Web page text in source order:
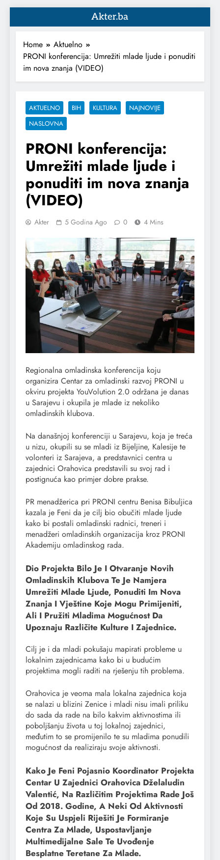
Akter.ba
Home
Aktuelno
PRONI konferencija: Umrežiti mlade ljude i ponuditi
im nova znanja (VIDEO)
AKTUELNO BIH KULTURA
NAJNOVIJE
NASLOVNA
PRONI konferencija:
Umrežiti mlade ljude i
ponuditi im nova znanja
(VIDEO)
Akter 5 Godina Ago 0 4 Mins
Regionalna omladinska konferencija koju
organizira Centar za omladinski razvoj PRONI u
okviru projekta YouVolution 2.0 održana je danas
u Sarajevu i okupila je mlade iz nekoliko
omladinskih klubova.
Na današnjoj konferenciji u Sarajevu, koja je treća
u nizu, okupili su se mladi iz Bijeljine, Kalesije te
volonteri iz Sarajeva, a predstavnici centra u
zajednici Orahovica predstavili su svoj rad i
postignuća kao primjer dobre prakse.
PR menadžerica pri PRONI centru Benisa Bibuljica
kazala je Feni da je cilj bio obučiti mlade ljude
kako bi postali omladinski radnici, treneri i
menadžeri omladinskih organizacija kroz PRONI
Akademiju omladinskog rada.
Dio Projekta Bilo Je I Otvaranje Novih
Omladinskih Klubova Te Je Namjera
Umrežiti Mlade Ljude, Ponuditi Im Nova
Znanja I Vještine Koje Mogu Primijeniti,
Ali I Pružiti Mladima Mogućnost Da
Upoznaju Različite Kulture I Zajednice.
Cilj je i da mladi pokušaju mapirati probleme u
lokalnim zajednicama kako bi u budućim
projektima mogli raditi na rješenju tih problema.
Orahovica je veoma mala lokalna zajednica koja
se nalazi u blizini Zenice i mladi nisu imali priliku
do sada da rade na bilo kakvim aktivnostima ili
poboljšanju života u toj lokalnoj zajednici,
međutim to se promijenilo te su mladima ponudili
mogućnost da realiziraju svoje aktivnosti.
Kako Je Feni Pojasnio Koordinator Projekta
Centar U Zajednici Orahovica Dželaludin
Valentić, Na Različitim Projektima Rade Još
Od 2018. Godine, A Neki Od Aktivnosti
Koje Su Uspjeli Riješiti Je Formiranje
Centra Za Mlade, Uspostavljanje
Multimedijalne Sale Te Uvođenje
Besplatne Teretane Za Mlade.